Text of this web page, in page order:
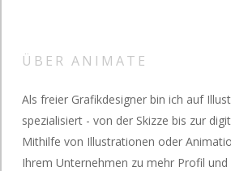
ÜBER ANIMATE
Als freier Grafikdesigner bin ich auf
spezialisiert - von der Skizze bis zur
Mithilfe von Illustrationen oder
Ihrem Unternehmen zu mehr Profil und